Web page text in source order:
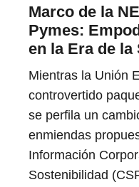
Marco de la
Pymes:
en la Era de la
Mientras la Unión
controvertido
se perfila un
enmiendas
Información
Sostenibilidad